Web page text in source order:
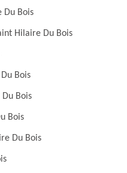
Du Bois
Hilaire Du Bois
Bois
Bois
Bois
Du Bois